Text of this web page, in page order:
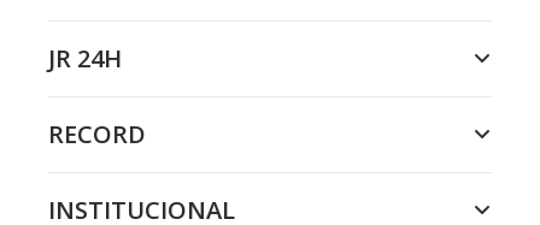
JR 24H
RECORD
INSTITUCIONAL